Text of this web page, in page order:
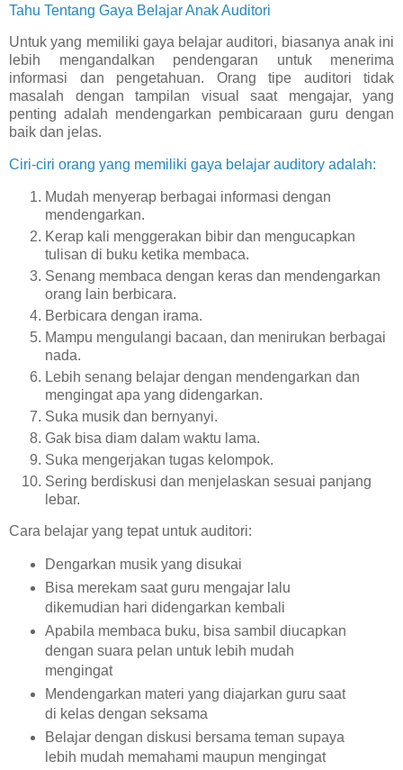
Tahu Tentang Gaya Belajar Anak Auditori
Untuk yang memiliki gaya belajar auditori, biasanya anak ini
lebih mengandalkan pendengaran untuk menerima
informasi dan pengetahuan. Orang tipe auditori tidak
masalah dengan tampilan visual saat mengajar, yang
penting adalah mendengarkan pembicaraan guru dengan
baik dan jelas.
Ciri-ciri orang yang memiliki gaya belajar auditory adalah:
Mudah menyerap berbagai informasi dengan
mendengarkan.
Kerap kali menggerakan bibir dan mengucapkan
tulisan di buku ketika membaca.
Senang membaca dengan keras dan mendengarkan
orang lain berbicara.
Berbicara dengan irama.
Mampu mengulangi bacaan, dan menirukan berbagai
nada.
Lebih senang belajar dengan mendengarkan dan
mengingat apa yang didengarkan.
Suka musik dan bernyanyi.
Gak bisa diam dalam waktu lama.
Suka mengerjakan tugas kelompok.
Sering berdiskusi dan menjelaskan sesuai panjang
lebar.
Cara belajar yang tepat untuk auditori:
Dengarkan musik yang disukai
Bisa merekam saat guru mengajar lalu
dikemudian hari didengarkan kembali
Apabila membaca buku, bisa sambil diucapkan
dengan suara pelan untuk lebih mudah
mengingat
Mendengarkan materi yang diajarkan guru saat
di kelas dengan seksama
Belajar dengan diskusi bersama teman supaya
lebih mudah memahami maupun mengingat